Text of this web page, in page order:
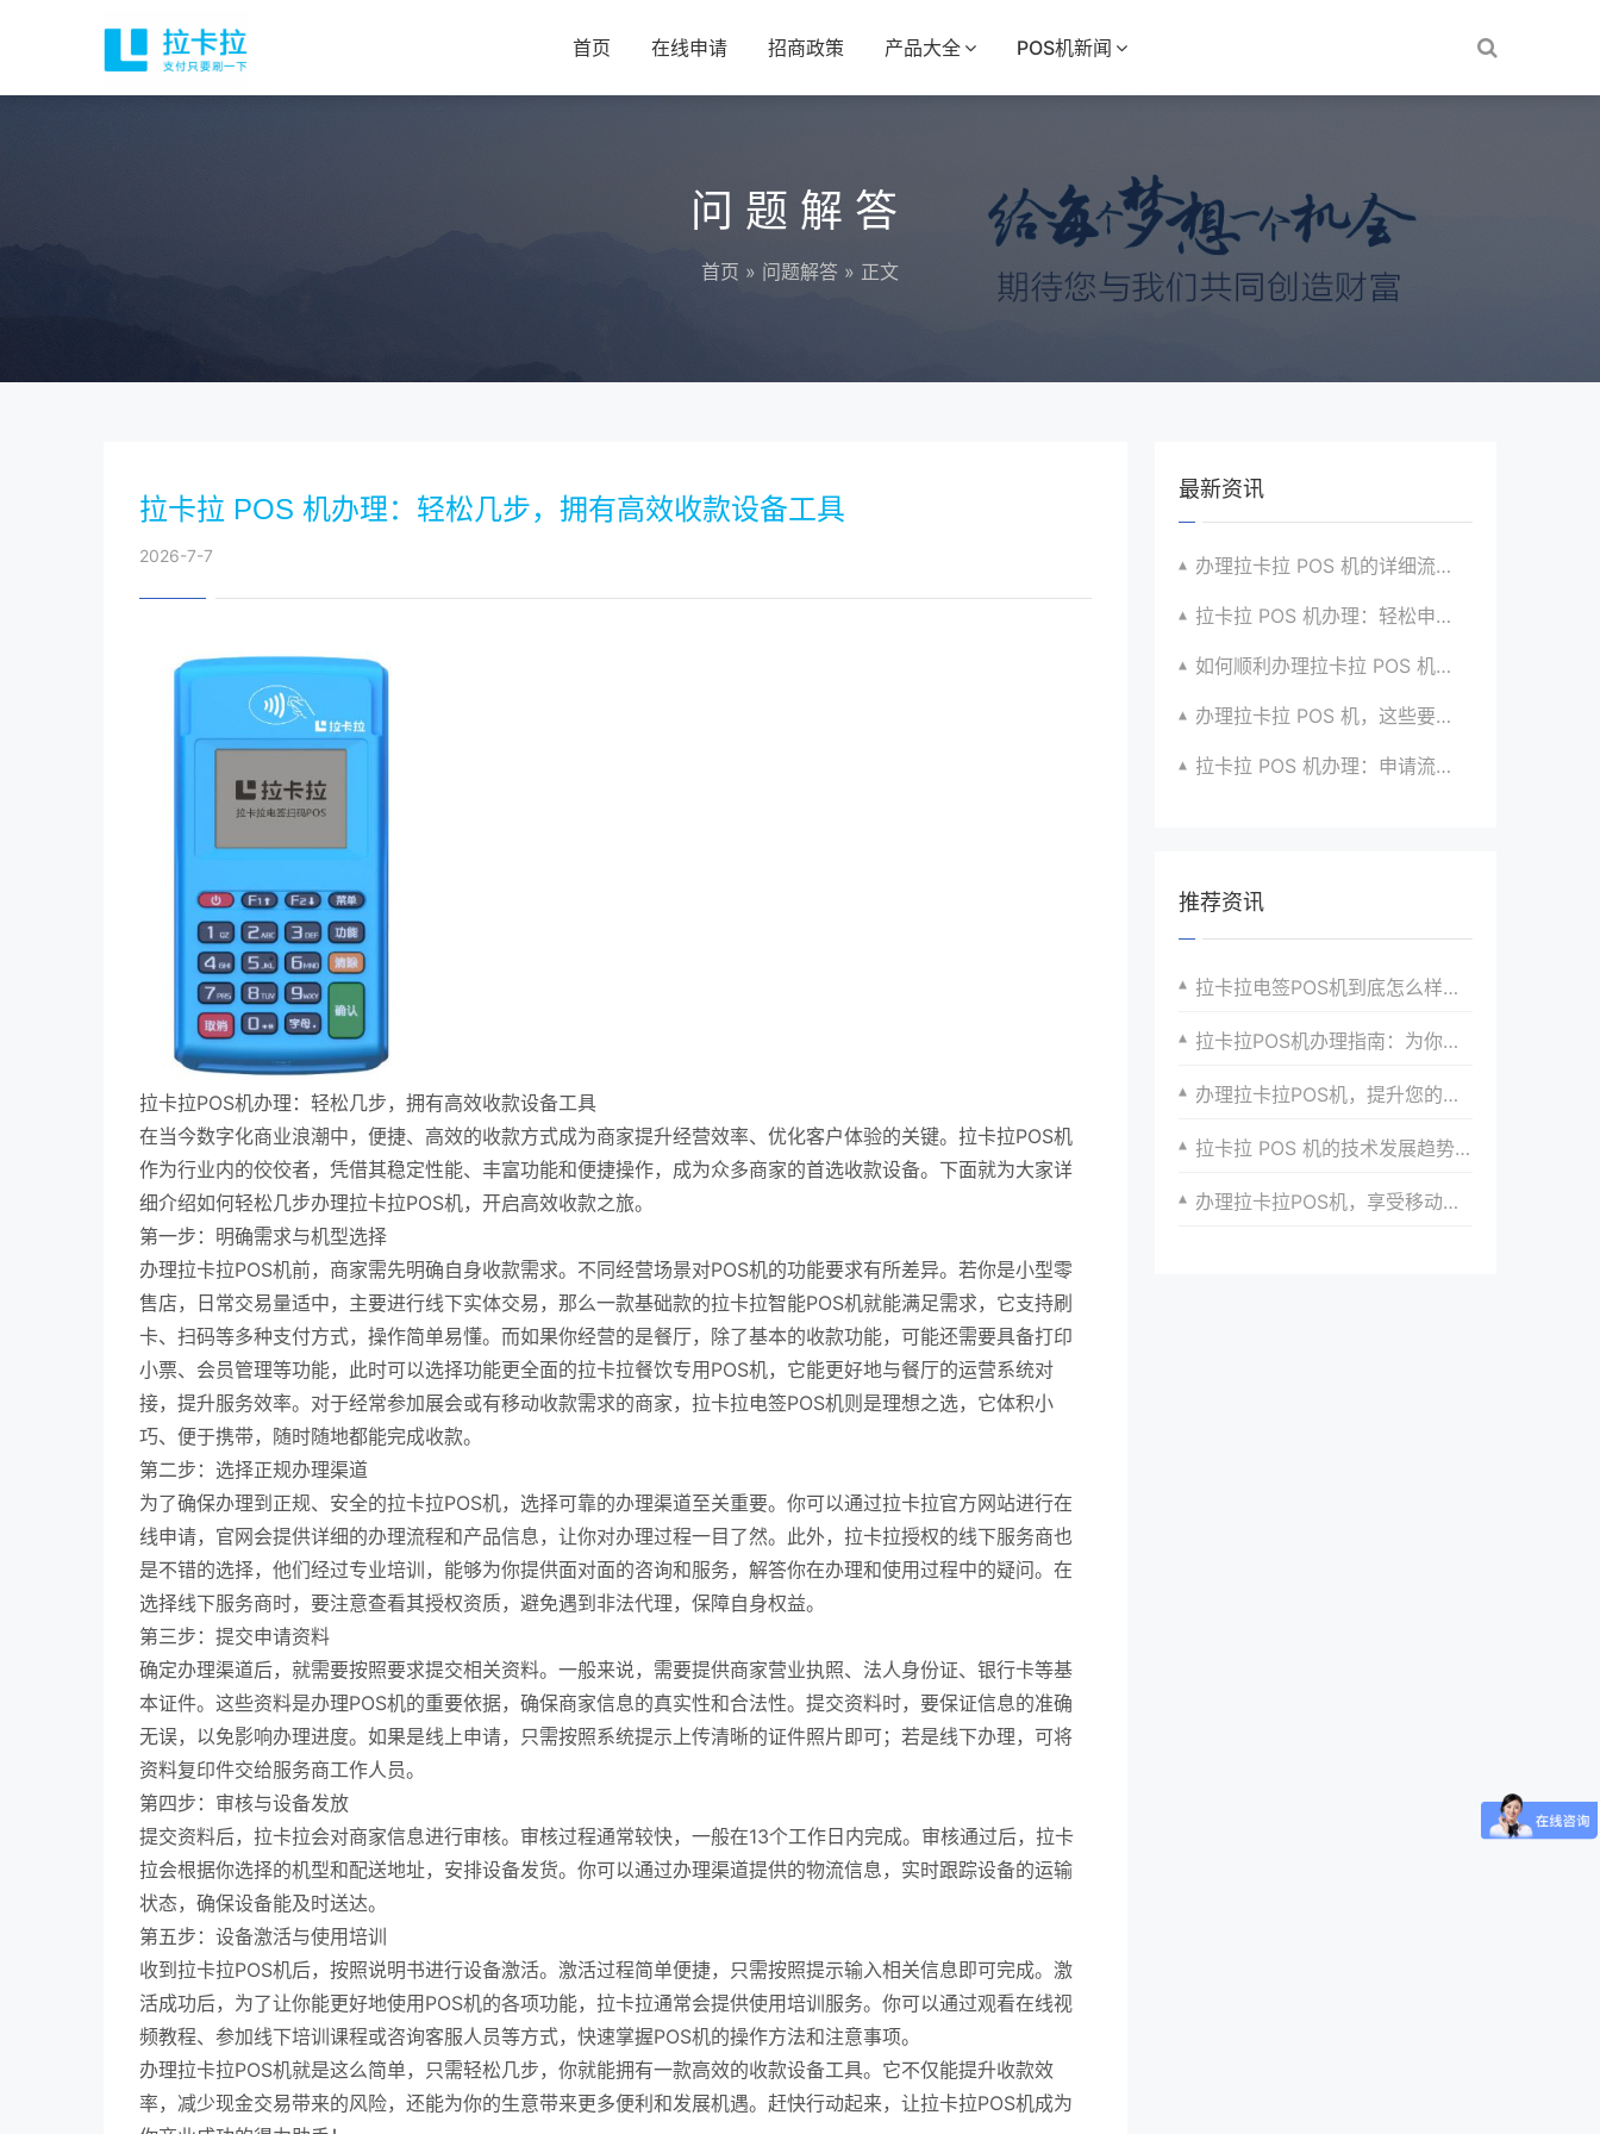
首页 在线申请 招商政策 产品大全 POS机新闻
问题解答
首页 » 问题解答 » 正文
拉卡拉 POS 机办理：轻松几步，拥有高效收款设备工具
2026-7-7
拉卡拉POS机办理：轻松几步，拥有高效收款设备工具
在当今数字化商业浪潮中，便捷、高效的收款方式成为商家提升经营效率、优化客户体验的关键。拉卡拉POS机
作为行业内的佼佼者，凭借其稳定性能、丰富功能和便捷操作，成为众多商家的首选收款设备。下面就为大家详
细介绍如何轻松几步办理拉卡拉POS机，开启高效收款之旅。
第一步：明确需求与机型选择
办理拉卡拉POS机前，商家需先明确自身收款需求。不同经营场景对POS机的功能要求有所差异。若你是小型零
售店，日常交易量适中，主要进行线下实体交易，那么一款基础款的拉卡拉智能POS机就能满足需求，它支持刷
卡、扫码等多种支付方式，操作简单易懂。而如果你经营的是餐厅，除了基本的收款功能，可能还需要具备打印
小票、会员管理等功能，此时可以选择功能更全面的拉卡拉餐饮专用POS机，它能更好地与餐厅的运营系统对
接，提升服务效率。对于经常参加展会或有移动收款需求的商家，拉卡拉电签POS机则是理想之选，它体积小
巧、便于携带，随时随地都能完成收款。
第二步：选择正规办理渠道
为了确保办理到正规、安全的拉卡拉POS机，选择可靠的办理渠道至关重要。你可以通过拉卡拉官方网站进行在
线申请，官网会提供详细的办理流程和产品信息，让你对办理过程一目了然。此外，拉卡拉授权的线下服务商也
是不错的选择，他们经过专业培训，能够为你提供面对面的咨询和服务，解答你在办理和使用过程中的疑问。在
选择线下服务商时，要注意查看其授权资质，避免遇到非法代理，保障自身权益。
第三步：提交申请资料
确定办理渠道后，就需要按照要求提交相关资料。一般来说，需要提供商家营业执照、法人身份证、银行卡等基
本证件。这些资料是办理POS机的重要依据，确保商家信息的真实性和合法性。提交资料时，要保证信息的准确
无误，以免影响办理进度。如果是线上申请，只需按照系统提示上传清晰的证件照片即可；若是线下办理，可将
资料复印件交给服务商工作人员。
第四步：审核与设备发放
提交资料后，拉卡拉会对商家信息进行审核。审核过程通常较快，一般在13个工作日内完成。审核通过后，拉卡
拉会根据你选择的机型和配送地址，安排设备发货。你可以通过办理渠道提供的物流信息，实时跟踪设备的运输
状态，确保设备能及时送达。
第五步：设备激活与使用培训
收到拉卡拉POS机后，按照说明书进行设备激活。激活过程简单便捷，只需按照提示输入相关信息即可完成。激
活成功后，为了让你能更好地使用POS机的各项功能，拉卡拉通常会提供使用培训服务。你可以通过观看在线视
频教程、参加线下培训课程或咨询客服人员等方式，快速掌握POS机的操作方法和注意事项。
办理拉卡拉POS机就是这么简单，只需轻松几步，你就能拥有一款高效的收款设备工具。它不仅能提升收款效
率，减少现金交易带来的风险，还能为你的生意带来更多便利和发展机遇。赶快行动起来，让拉卡拉POS机成为
最新资讯
办理拉卡拉 POS 机的详细流程与注意点全解析
拉卡拉 POS 机办理：轻松申请，高效收款有高招
如何顺利办理拉卡拉 POS 机？全流程指南超实用
办理拉卡拉 POS 机，这些要点要牢记心间
拉卡拉 POS 机办理：申请流程与优势介绍超详细
推荐资讯
拉卡拉电签POS机到底怎么样？好用吗？
拉卡拉POS机办理指南：为你的支付增添新动力
办理拉卡拉POS机，提升您的客户支付满意度
拉卡拉 POS 机的技术发展趋势与市场需求预测
办理拉卡拉POS机，享受移动支付的便利与安全